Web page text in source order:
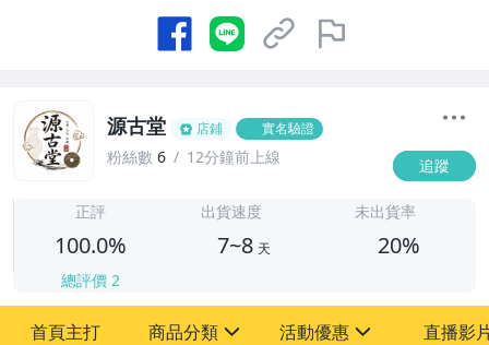
源古堂 店鋪 實名驗證
粉絲數 6 12分鐘前上線 追蹤
正評
100.0%
總評價 2
出貨速度
7~8 天
未出貨率
20%
首頁主打 商品分類 活動優惠 直播影